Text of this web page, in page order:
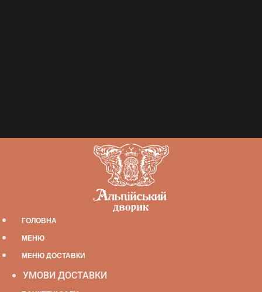
ГОЛОВНА
МЕНЮ
МЕНЮ ДОСТАВКИ
УМОВИ ДОСТАВКИ